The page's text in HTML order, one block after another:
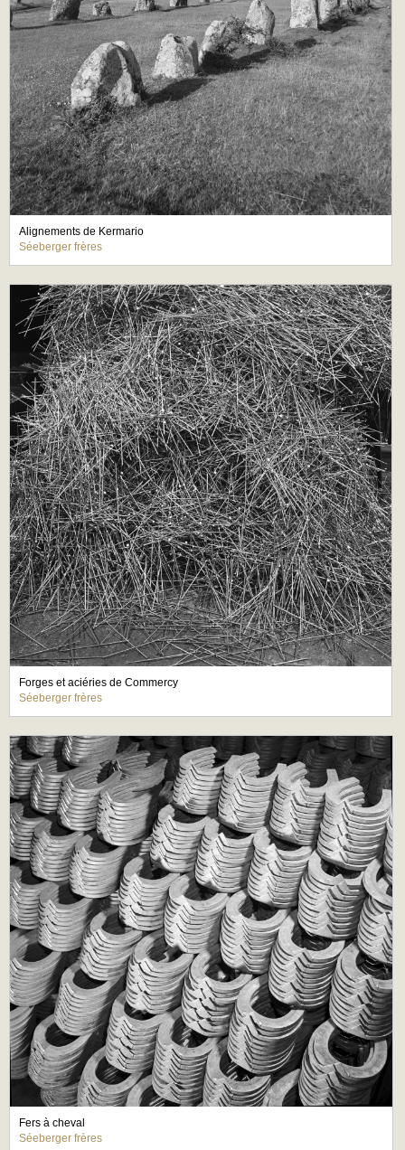
Alignements de Kermario
Séeberger frères
Forges et aciéries de Commercy
Séeberger frères
Fers à cheval
Séeberger frères